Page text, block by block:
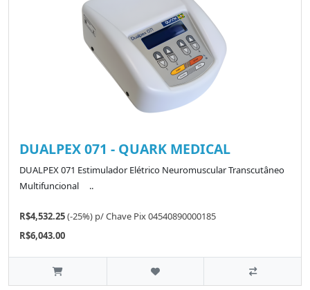
DUALPEX 071 - QUARK MEDICAL
DUALPEX 071 Estimulador Elétrico Neuromuscular Transcutâneo
Multifuncional ..
R$4,532.25(-25%) p/Chave Pix 04540890000185
R$6,043.00